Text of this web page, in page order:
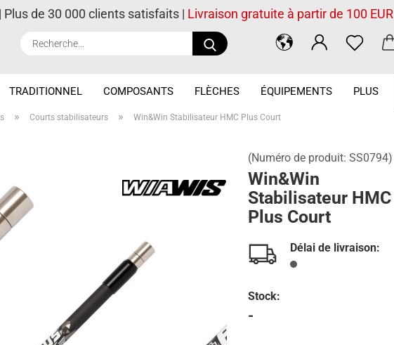
Recherche...
Plus de 30 000 clients satisfaits | Livraison gratuite à partir de 100 EUR
TRADITIONNEL COMPOSANTS FLÈCHES ÉQUIPEMENTS PLUS
» Courts stabilisateurs » Win&Win Stabilisateur HMC Plus Court
(Numéro de produit: SS0794)
Win&Win
Stabilisateur HMC
Plus Court
Délai de livraison:
Stock:
-